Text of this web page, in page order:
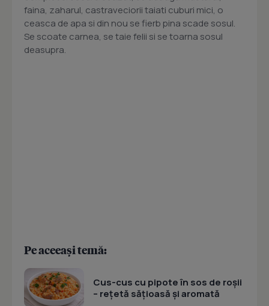
faina, zaharul, castraveciorii taiati cuburi mici, o
ceasca de apa si din nou se fierb pina scade sosul.
Se scoate carnea, se taie felii si se toarna sosul
deasupra.
Pe aceeași temă:
Cus-cus cu pipote în sos de roșii
– rețetă sățioasă și aromată